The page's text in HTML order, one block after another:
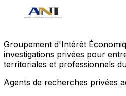
Groupement d'Intérêt
investigations privées pour
territoriales et professionnels
Agents de recherches privées